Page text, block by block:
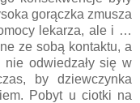
gorączka zmusza
lekarza, ale i …
ze sobą kontaktu, a
odwiedzały się w
by dziewczynka
Pobyt u ciotki na